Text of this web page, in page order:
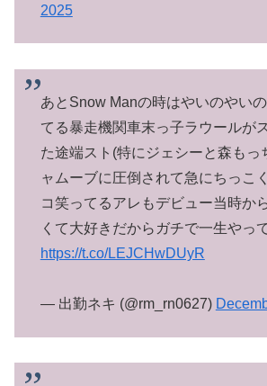
2025
あとSnow Manの時はやいのやい
てる暴走機関車末っ子ラウールが
た途端スト(特にジェシーと森もっ
ャムーブに圧倒されて急にちっこ
コ笑ってるアレもデビュー当時か
くて大好きだからガチで一生やっ
https://t.co/LEJCHwDUyR
— 出勤ネキ (@rm_rn0627)